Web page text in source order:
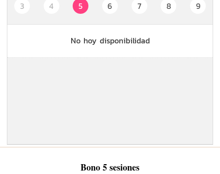
3 4 5 6 7 8 9
No hoy disponibilidad
Bono 5 sesiones